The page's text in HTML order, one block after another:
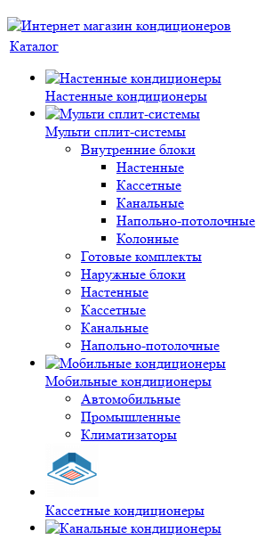
Каталог
Настенные кондиционеры
Мульти сплит-системы
Внутренние блоки
Настенные
Кассетные
Канальные
Напольно-потолочные
Колонные
Готовые комплекты
Наружные блоки
Настенные
Кассетные
Канальные
Напольно-потолочные
Мобильные кондиционеры
Автомобильные
Промышленные
Климатизаторы
Кассетные кондиционеры